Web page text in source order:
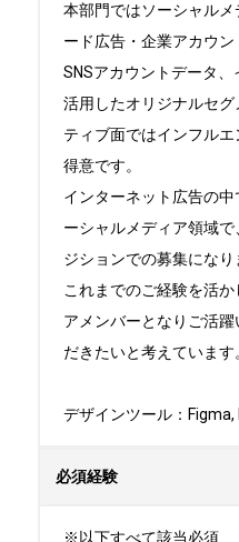
本部門ではソーシャル
ード広告・企業アカウン
SNSアカウントデータ
活用したオリジナルセ
ティブ面ではインフル
得意です。
インターネット広告の
ーシャルメディア領域
ジションでの募集になり
これまでのご経験を活
アメンバーとなりご活
だきたいと考えています
デザインツール：
必須経験
※以下すべて該当必須